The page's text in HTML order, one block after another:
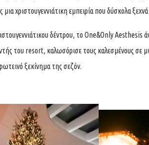
χριστουγεννιάτικη εμπειρία που δύσκολα ξεχνά
δέντρου, το One&Only Aesthesis
του resort, καλωσόρισε τους καλεσμένους σε
ξεκίνημα της σεζόν.